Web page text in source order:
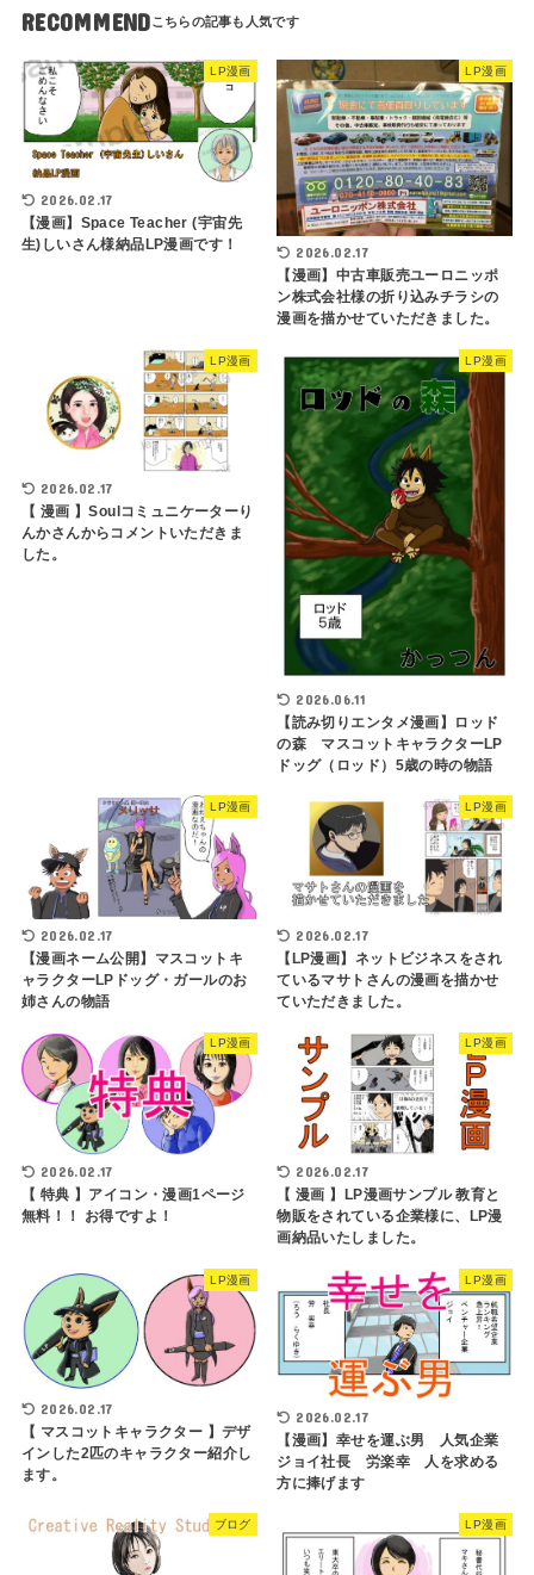
RECOMMEND
LP漫画
2026.02.17
【漫画】Space Teacher (宇宙先
生)しいさん様納品LP漫画です！
LP漫画
2026.02.17
【漫画】中古車販売ユーロニッポ
ン株式会社様の折り込みチラシの
漫画を描かせていただきました。
LP漫画
2026.02.17
【 漫画 】Soulコミュニケーターり
んかさんからコメントいただきま
した。
LP漫画
2026.06.11
【読み切りエンタメ漫画】ロッド
の森 マスコットキャラクターLP
ドッグ（ロッド）5歳の時の物語
LP漫画
2026.02.17
【漫画ネーム公開】マスコットキ
ャラクターLPドッグ・ガールのお
姉さんの物語
LP漫画
2026.02.17
【LP漫画】ネットビジネスをされ
ているマサトさんの漫画を描かせ
ていただきました。
LP漫画
2026.02.17
【 特典 】アイコン・漫画1ページ
無料！！ お得ですよ！
LP漫画
2026.02.17
【 漫画 】LP漫画サンプル 教育と
物販をされている企業様に、LP漫
画納品いたしました。
LP漫画
2026.02.17
【 マスコットキャラクター 】デザ
インした2匹のキャラクター紹介し
ます。
LP漫画
2026.02.17
【漫画】幸せを運ぶ男 人気企業
ジョイ社長 労楽幸 人を求める
方に捧げます
ブログ LP漫画